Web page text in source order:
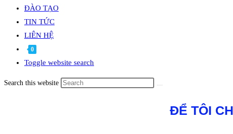
ĐÀO TẠO
TIN TỨC
LIÊN HỆ
0
Toggle website search
Search this website
ĐỂ TÔI